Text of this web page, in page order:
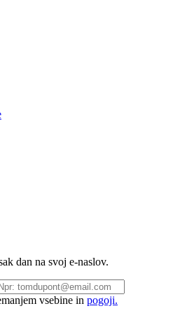
dan na svoj e-naslov.
vsebine in pogoji.